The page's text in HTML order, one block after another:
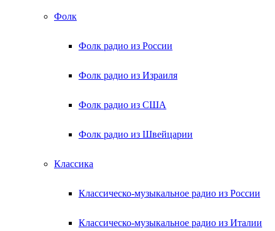
Фолк
Фолк радио из России
Фолк радио из Израиля
Фолк радио из США
Фолк радио из Швейцарии
Классика
Классическо-музыкальное радио из России
Классическо-музыкальное радио из Италии